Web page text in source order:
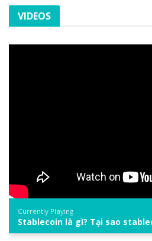
VIDEOS
Currently Playing